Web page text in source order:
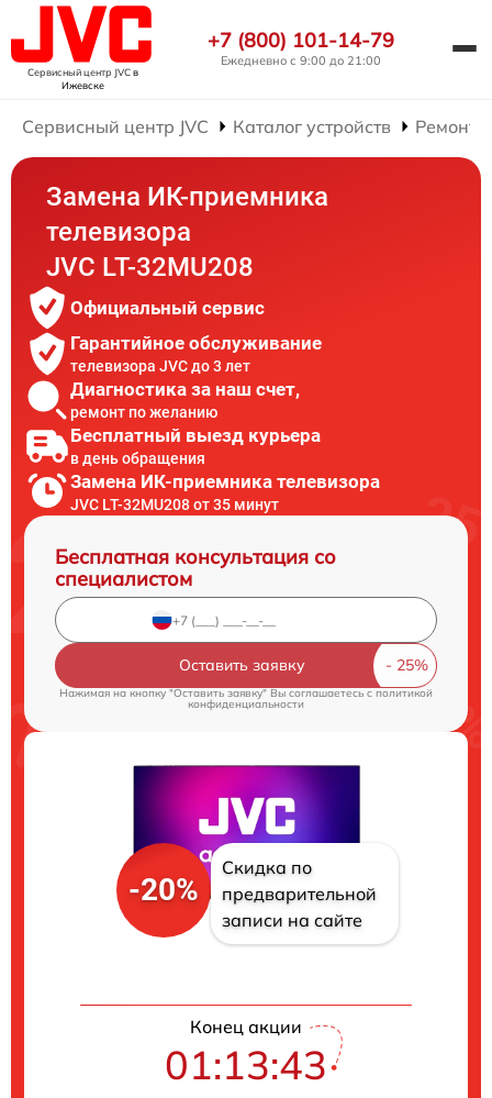
Сервисный центр JVCв
Ижевске
+7 (800) 101-14-79
Ежедневно с 9:00 до 21:00
Сервисный центр JVC Каталог устройств Ремонт
Замена ИК-приемника
телевизора
JVC LT-32MU208
Официальный сервис
Гарантийное обслуживание
телевизора JVC до 3 лет
Диагностика за наш счет,
ремонт по желанию
Бесплатный выезд курьера
в день обращения
Замена ИК-приемника телевизора
JVC LT-32MU208 от 35 минут
Бесплатная консультация со
специалистом
Оставить заявку
Нажимая на кнопку "Оставить заявку" Вы соглашаетесь cполитикой
конфиденциальности
-20%
Скидка по
предварительной
записи на сайте
Конец акции
01:13:42